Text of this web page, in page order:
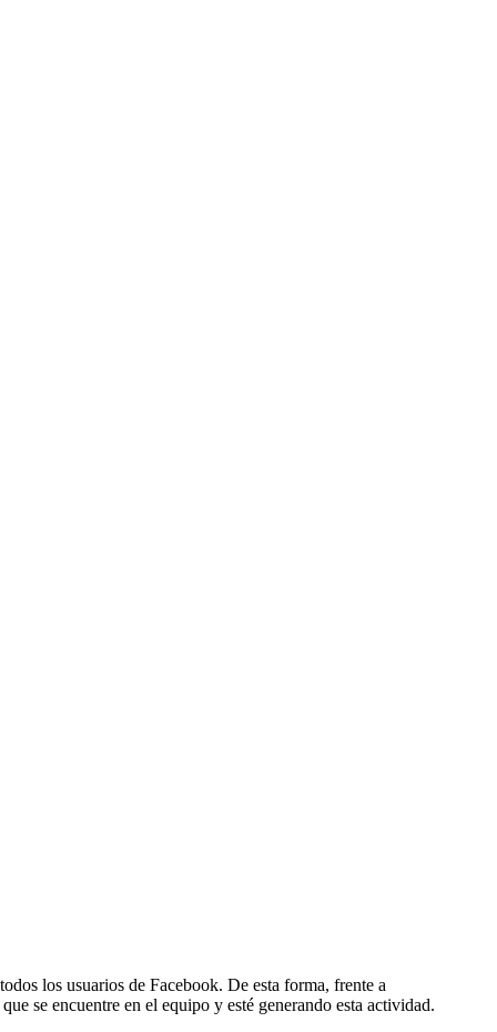
los usuarios de Facebook. De esta forma, frente a
se encuentre en el equipo y esté generando esta actividad.